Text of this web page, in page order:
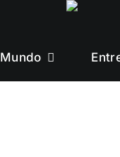
Mundo